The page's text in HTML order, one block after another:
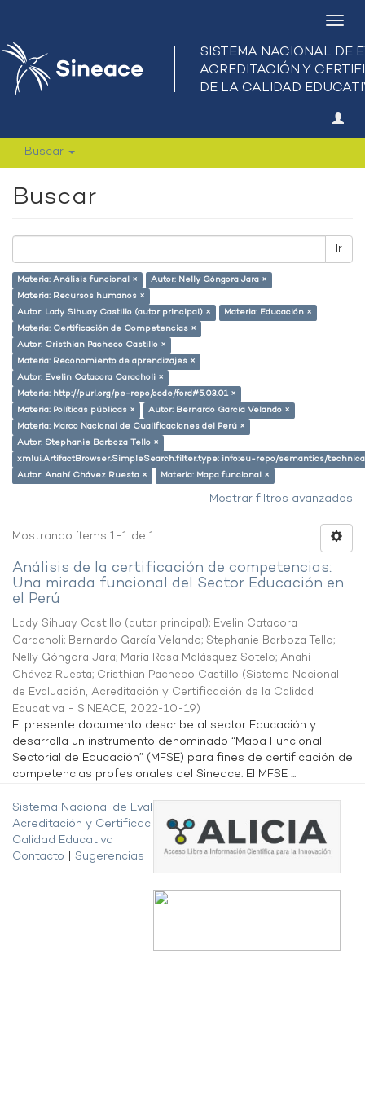
Buscar
Buscar
Ir
Materia: Análisis funcional ×
Autor: Nelly Góngora Jara ×
Materia: Recursos humanos ×
Autor: Lady Sihuay Castillo (autor principal) ×
Materia: Educación ×
Materia: Certificación de Competencias ×
Autor: Cristhian Pacheco Castillo ×
Materia: Reconomiento de aprendizajes ×
Autor: Evelin Catacora Caracholi ×
Materia: http://purl.org/pe-repo/ocde/ford#5.03.01 ×
Materia: Políticas públicas ×
Autor: Bernardo García Velando ×
Materia: Marco Nacional de Cualificaciones del Perú ×
Autor: Stephanie Barboza Tello ×
xmlui.ArtifactBrowser.SimpleSearch.filter.type: info:eu-repo/semantics/
Autor: Anahí Chávez Ruesta ×
Materia: Mapa funcional ×
Mostrar filtros avanzados
Mostrando ítems 1-1 de 1
Análisis de la certificación de competencias:
Una mirada funcional del Sector Educación en
el Perú
Lady Sihuay Castillo (autor principal); Evelin Catacora
Caracholi; Bernardo García Velando; Stephanie Barboza Tello;
Nelly Góngora Jara; María Rosa Malásquez Sotelo; Anahí
Chávez Ruesta; Cristhian Pacheco Castillo (Sistema Nacional
de Evaluación, Acreditación y Certificación de la Calidad
Educativa - SINEACE, 2022-10-19)
El presente documento describe al sector Educación y
desarrolla un instrumento denominado “Mapa Funcional
Sectorial de Educación” (MFSE) para fines de certificación de
competencias profesionales del Sineace. El MFSE ...
Sistema Nacional de Evaluación,
Acreditación y Certificación de la
Calidad Educativa
Contacto
Sugerencias